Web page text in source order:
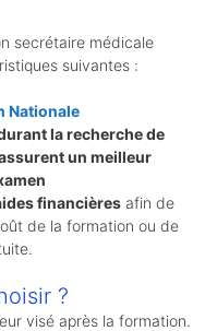
secrétaire médicale
suivantes :
Nationale
la recherche de
un meilleur
financières afin de
de la formation ou de
?
visé après la formation.